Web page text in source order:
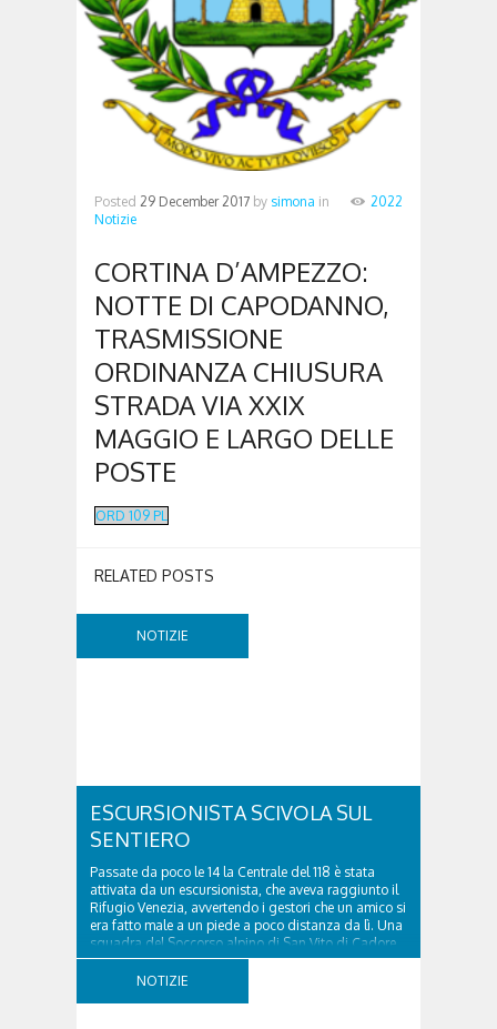
Posted 29 December 2017 by simona in
Notizie
2022
CORTINA D’AMPEZZO:
NOTTE DI CAPODANNO,
TRASMISSIONE
ORDINANZA CHIUSURA
STRADA VIA XXIX
MAGGIO E LARGO DELLE
POSTE
ORD 109 PL
RELATED POSTS
NOTIZIE
ESCURSIONISTA SCIVOLA SUL
SENTIERO
Passate da poco le 14 la Centrale del 118 è stata
attivata da un escursionista, che aveva raggiunto il
Rifugio Venezia, avvertendo i gestori che un amico si
era fatto male a un piede a poco distanza da lì. Una
squadra del Soccorso alpino di San Vito di Cadore
ha quindi raggiunto l'infortunato...
NOTIZIE